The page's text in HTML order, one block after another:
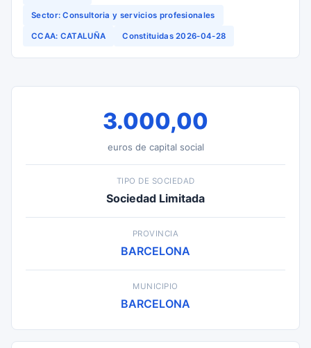
Sector: Consultoria y servicios profesionales
CCAA: CATALUÑA Constituidas 2026-04-28
3.000,00
euros de capital social
TIPO DE SOCIEDAD
Sociedad Limitada
PROVINCIA
BARCELONA
MUNICIPIO
BARCELONA